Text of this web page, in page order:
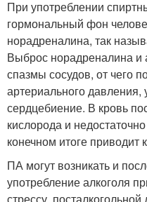
При употреблении
гормональный фон
норадреналина, так
Выброс норадреналина и
спазмы сосудов, от чего
артериального
сердцебиение. В кровь
кислорода и
конечном итоге приводит
ПА могут возникать и
употребление алкоголя